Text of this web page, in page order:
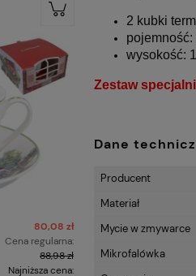
80,08 zł
Cena regularna:
88,98 zł
Najniższa cena:
Carmani Kubek
Gustav Klimt The Kiss
2 kubki
pojemność:
wysokość:
Zestaw
Dane
Producent
Materiał
Mycie w zmywarce
Mikrofalówka